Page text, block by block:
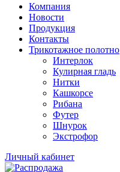
Компания
Новости
Продукция
Контакты
Трикотажное полотно
Интерлок
Кулирная гладь
Нитки
Кашкорсе
Рибана
Футер
Шнурок
Экстрофор
Личный кабинет